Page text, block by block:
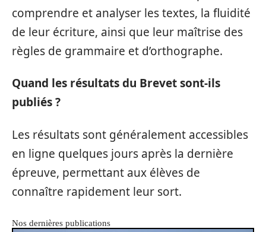
comprendre et analyser les textes, la fluidité
de leur écriture, ainsi que leur maîtrise des
règles de grammaire et d’orthographe.
Quand les résultats du Brevet sont-ils
publiés ?
Les résultats sont généralement accessibles
en ligne quelques jours après la dernière
épreuve, permettant aux élèves de
connaître rapidement leur sort.
Nos dernières publications